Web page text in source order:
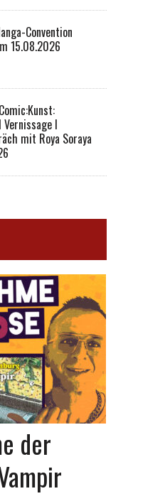
Convention
15.08.2026
I
mit Roya Soraya
der